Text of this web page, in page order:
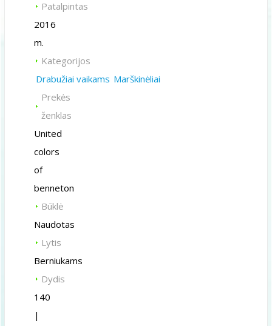
Patalpintas
2016
m.
Kategorijos
Drabužiai vaikams Marškinėliai
Prekės
ženklas
United
colors
of
benneton
Būklė
Naudotas
Lytis
Berniukams
Dydis
140
|